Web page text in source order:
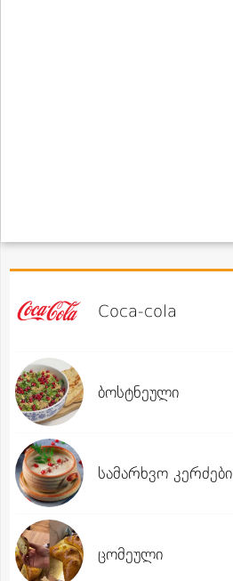
Coca-cola
ბოსტნეული
სამარხვო კერძები
ცომეული